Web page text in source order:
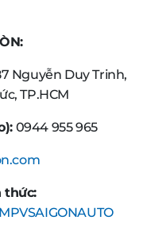
Nguyễn Duy Trinh,
TP.HCM
0944 955 965
thức: